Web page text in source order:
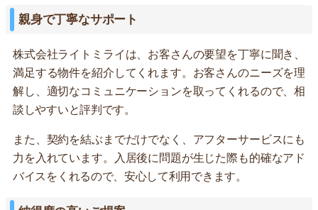
親身で丁寧なサポート
株式会社ライトミライは、お客さんの要望を丁寧に聞き、
満足する物件を紹介してくれます。お客さんのニーズを理
解し、適切なコミュニケーションを取ってくれるので、相
談しやすいと評判です。
また、契約を結ぶまでだけでなく、アフターサービスにも
力を入れています。入居後に問題が生じた際も的確なアド
バイスをくれるので、安心して利用できます。